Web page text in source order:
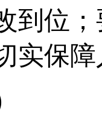
到位
实保